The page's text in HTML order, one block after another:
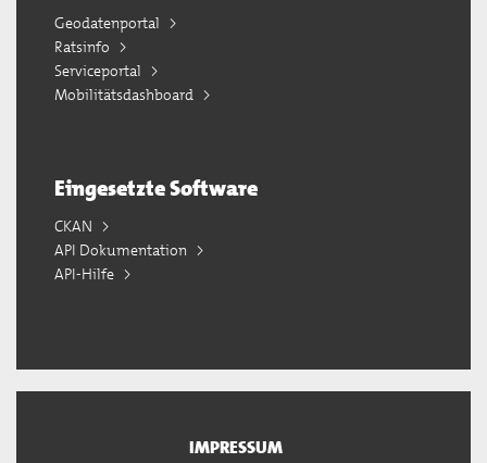
Geodatenportal
Ratsinfo
Serviceportal
Mobilitätsdashboard
Eingesetzte Software
CKAN
API Dokumentation
API-Hilfe
IMPRESSUM